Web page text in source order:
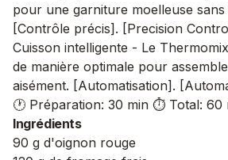
pour une garniture moelleuse
[Contrôle précis]. [Precision
Cuisson intelligente - Le
de manière optimale pour
aisément. [Automatisation].
🕐 Préparation: 30 min ⏱️ Total: 60
Ingrédients
90 g d'oignon rouge